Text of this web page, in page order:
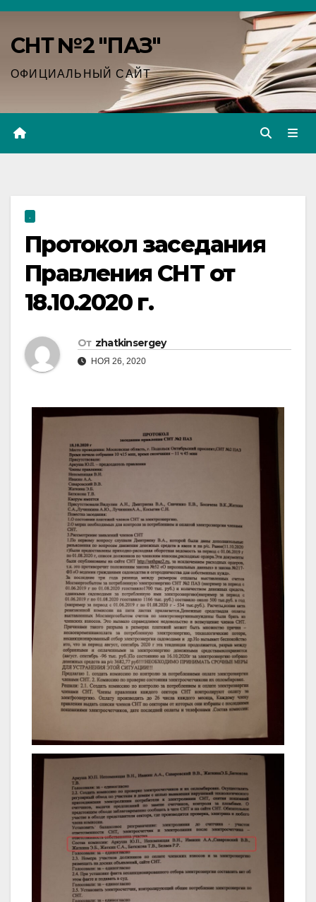
Перейти
содержимому
СНТ №2 "ПАЗ"
ОФИЦИАЛЬНЫЙ САЙТ
.
Протокол заседания
Правления СНТ от
18.10.2020 г.
От zhatkinsergey
НОЯ 26, 2020